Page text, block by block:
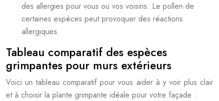
des allergies pour vous ou vos voisins. Le pollen de
certaines espèces peut provoquer des réactions
allergiques.
Tableau comparatif des espèces
grimpantes pour murs extérieurs
Voici un tableau comparatif pour vous aider à y voir plus clair
et à choisir la plante grimpante idéale pour votre façade :